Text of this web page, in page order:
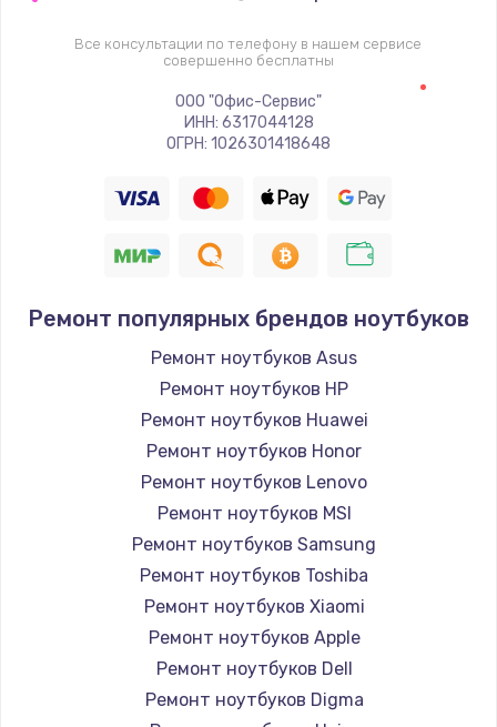
Все консультации по телефону в нашем сервисе
совершенно бесплатны
ООО "Офис-Сервис"
ИНН: 6317044128
ОГРН: 1026301418648
Ремонт популярных брендов ноутбуков
Ремонт ноутбуков Asus
Ремонт ноутбуков HP
Ремонт ноутбуков Huawei
Ремонт ноутбуков Honor
Ремонт ноутбуков Lenovo
Ремонт ноутбуков MSI
Ремонт ноутбуков Samsung
Ремонт ноутбуков Toshiba
Ремонт ноутбуков Xiaomi
Ремонт ноутбуков Apple
Ремонт ноутбуков Dell
Ремонт ноутбуков Digma